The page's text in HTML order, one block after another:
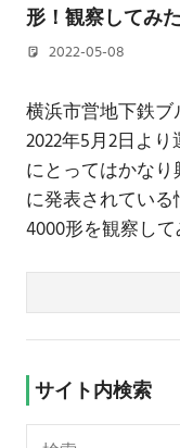
形！観察してみた
2022-05-08
横浜市営地下鉄
2022年5月2日よ
にとってはかな
に発表されてい
4000形を観察して
サイト内検索